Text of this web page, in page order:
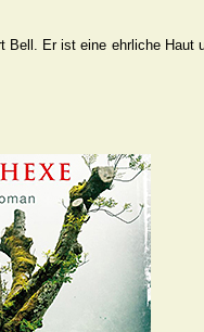
Bell. Er ist eine ehrliche